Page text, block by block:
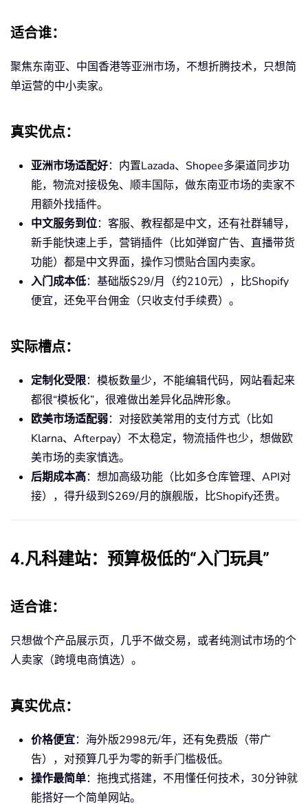
适合谁：
聚焦东南亚、中国香港等亚洲市场，不想折腾技术，只想简
单运营的中小卖家。
真实优点：
亚洲市场适配好：内置Lazada、Shopee多渠道同步功
能，物流对接极兔、顺丰国际，做东南亚市场的卖家不
用额外找插件。
中文服务到位：客服、教程都是中文，还有社群辅导，
新手能快速上手，营销插件（比如弹窗广告、直播带货
功能）都是中文界面，操作习惯贴合国内卖家。
入门成本低：基础版$29/月（约210元），比Shopify
便宜，还免平台佣金（只收支付手续费）。
实际槽点：
定制化受限：模板数量少，不能编辑代码，网站看起来
都很“模板化”，很难做出差异化品牌形象。
欧美市场适配弱：对接欧美常用的支付方式（比如
Klarna、Afterpay）不太稳定，物流插件也少，想做欧
美市场的卖家慎选。
后期成本高：想加高级功能（比如多仓库管理、API对
接），得升级到$269/月的旗舰版，比Shopify还贵。
4.凡科建站：预算极低的“入门玩具”
适合谁：
只想做个产品展示页，几乎不做交易，或者纯测试市场的个
人卖家（跨境电商慎选）。
真实优点：
价格便宜：海外版2998元/年，还有免费版（带广
告），对预算几乎为零的新手门槛极低。
操作最简单：拖拽式搭建，不用懂任何技术，30分钟就
能搭好一个简单网站。